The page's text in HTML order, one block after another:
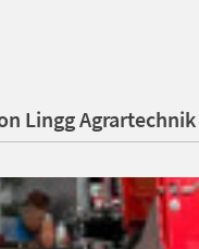
Lingg Agrartechnik